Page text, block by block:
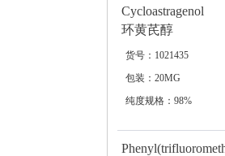
Cycloastragenol
环黄芪醇
货号：1021435
包装：20MG
纯度规格：98%